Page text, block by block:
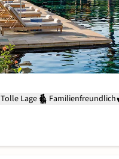
Tolle Lage Familienfreundlich